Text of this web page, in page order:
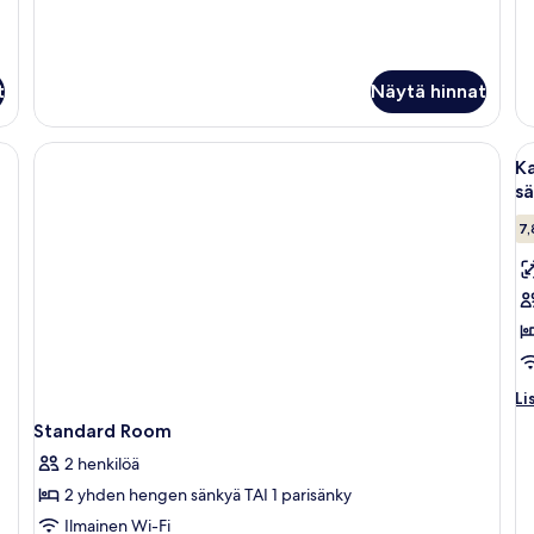
Näytä hinnat
punavalkoinen päiväpeite, pieni yöpöytä, jossa on pullo ja laseja, sekä
Standard Room
2 henkilöä
2 yhden hengen sänkyä TAI 1 parisänky
Ilmainen Wi-Fi